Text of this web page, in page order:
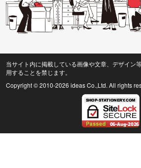
当サイト内に掲載している画像や文章、デザイン
用することを禁じます。
Copyright © 2010-2026 ideas Co.,Ltd. All rights